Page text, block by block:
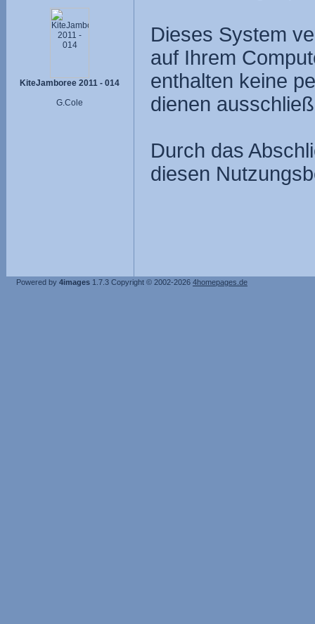
KiteJamboree 2011 - 014
G.Cole
Dieses System
auf Ihrem
enthalten keine
dienen
Durch das
diesen
Powered by 4images 1.7.3 Copyright © 2002-2026 4homepages.de